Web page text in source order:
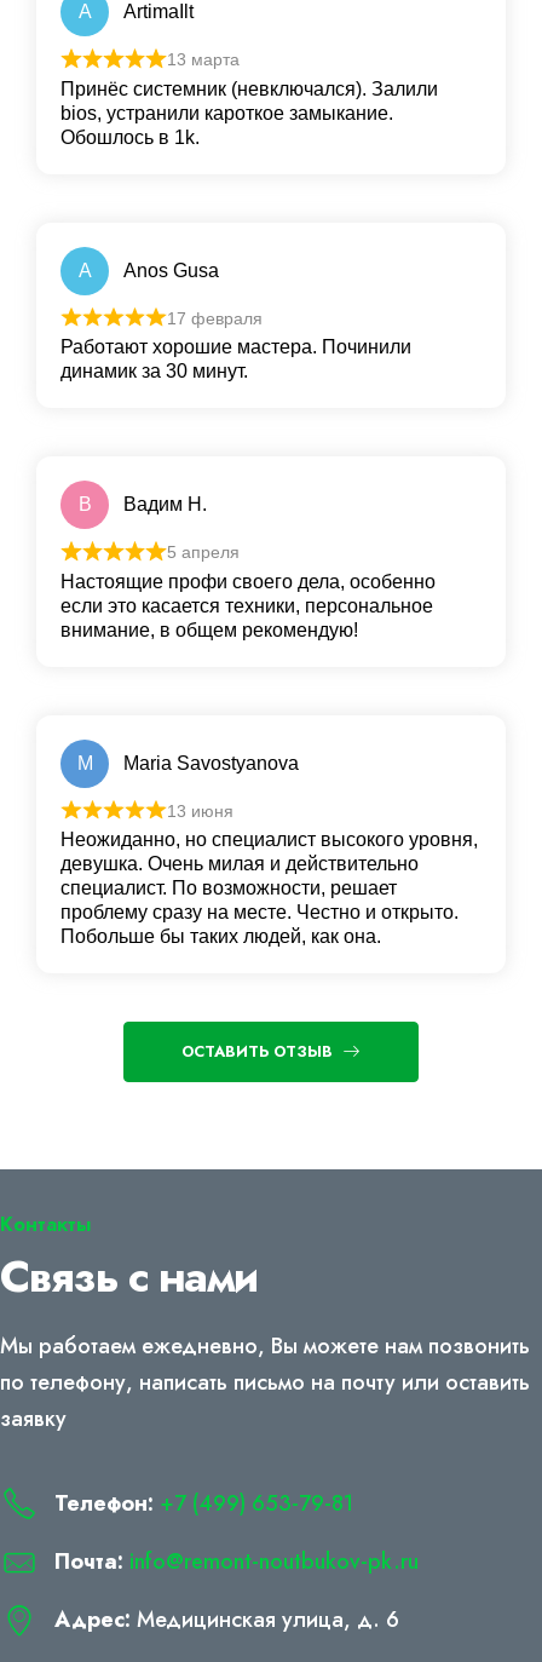
A ArtimaIlt
13 марта
Принёс системник (невключался). Залили
bios, устранили кароткое замыкание.
Обошлось в 1k.
A Anos Gusa
17 февраля
Работают хорошие мастера. Починили
динамик за 30 минут.
В Вадим Н.
5 апреля
Настоящие профи своего дела, особенно
если это касается техники, персональное
внимание, в общем рекомендую!
M Maria Savostyanova
13 июня
Неожиданно, но специалист высокого уровня,
девушка. Очень милая и действительно
специалист. По возможности, решает
проблему сразу на месте. Честно и открыто.
Побольше бы таких людей, как она.
ОСТАВИТЬ ОТЗЫВ
Контакты
Связь с нами
Мы работаем ежедневно, Вы можете нам позвонить
по телефону, написать письмо на почту или оставить
заявку
Телефон: +7 (499) 653-79-81
Почта: info@remont-noutbukov-pk.ru
Адрес: Медицинская улица, д. 6